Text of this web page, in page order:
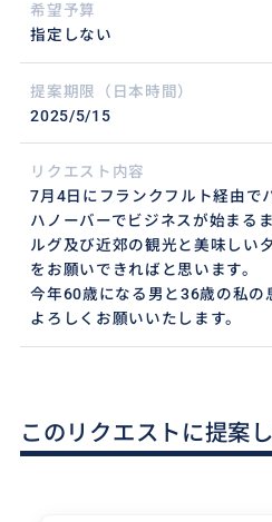
希望予算
指定しない
提案期限（日本時間）
2025/5/15
リクエスト内容
7月4日にフランクフルト経由で
ハノーバーでビジネスが始まる
ルグ及び近郊の観光と美味しい
をお願いできればと思います。
今年60歳になる男と36歳の私の
よろしくお願いいたします。
このリクエストに提案